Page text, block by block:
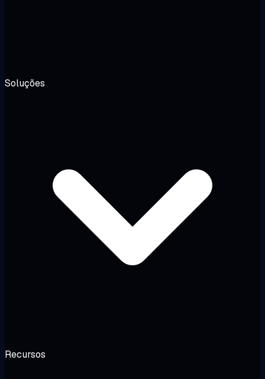
Soluções
Recursos